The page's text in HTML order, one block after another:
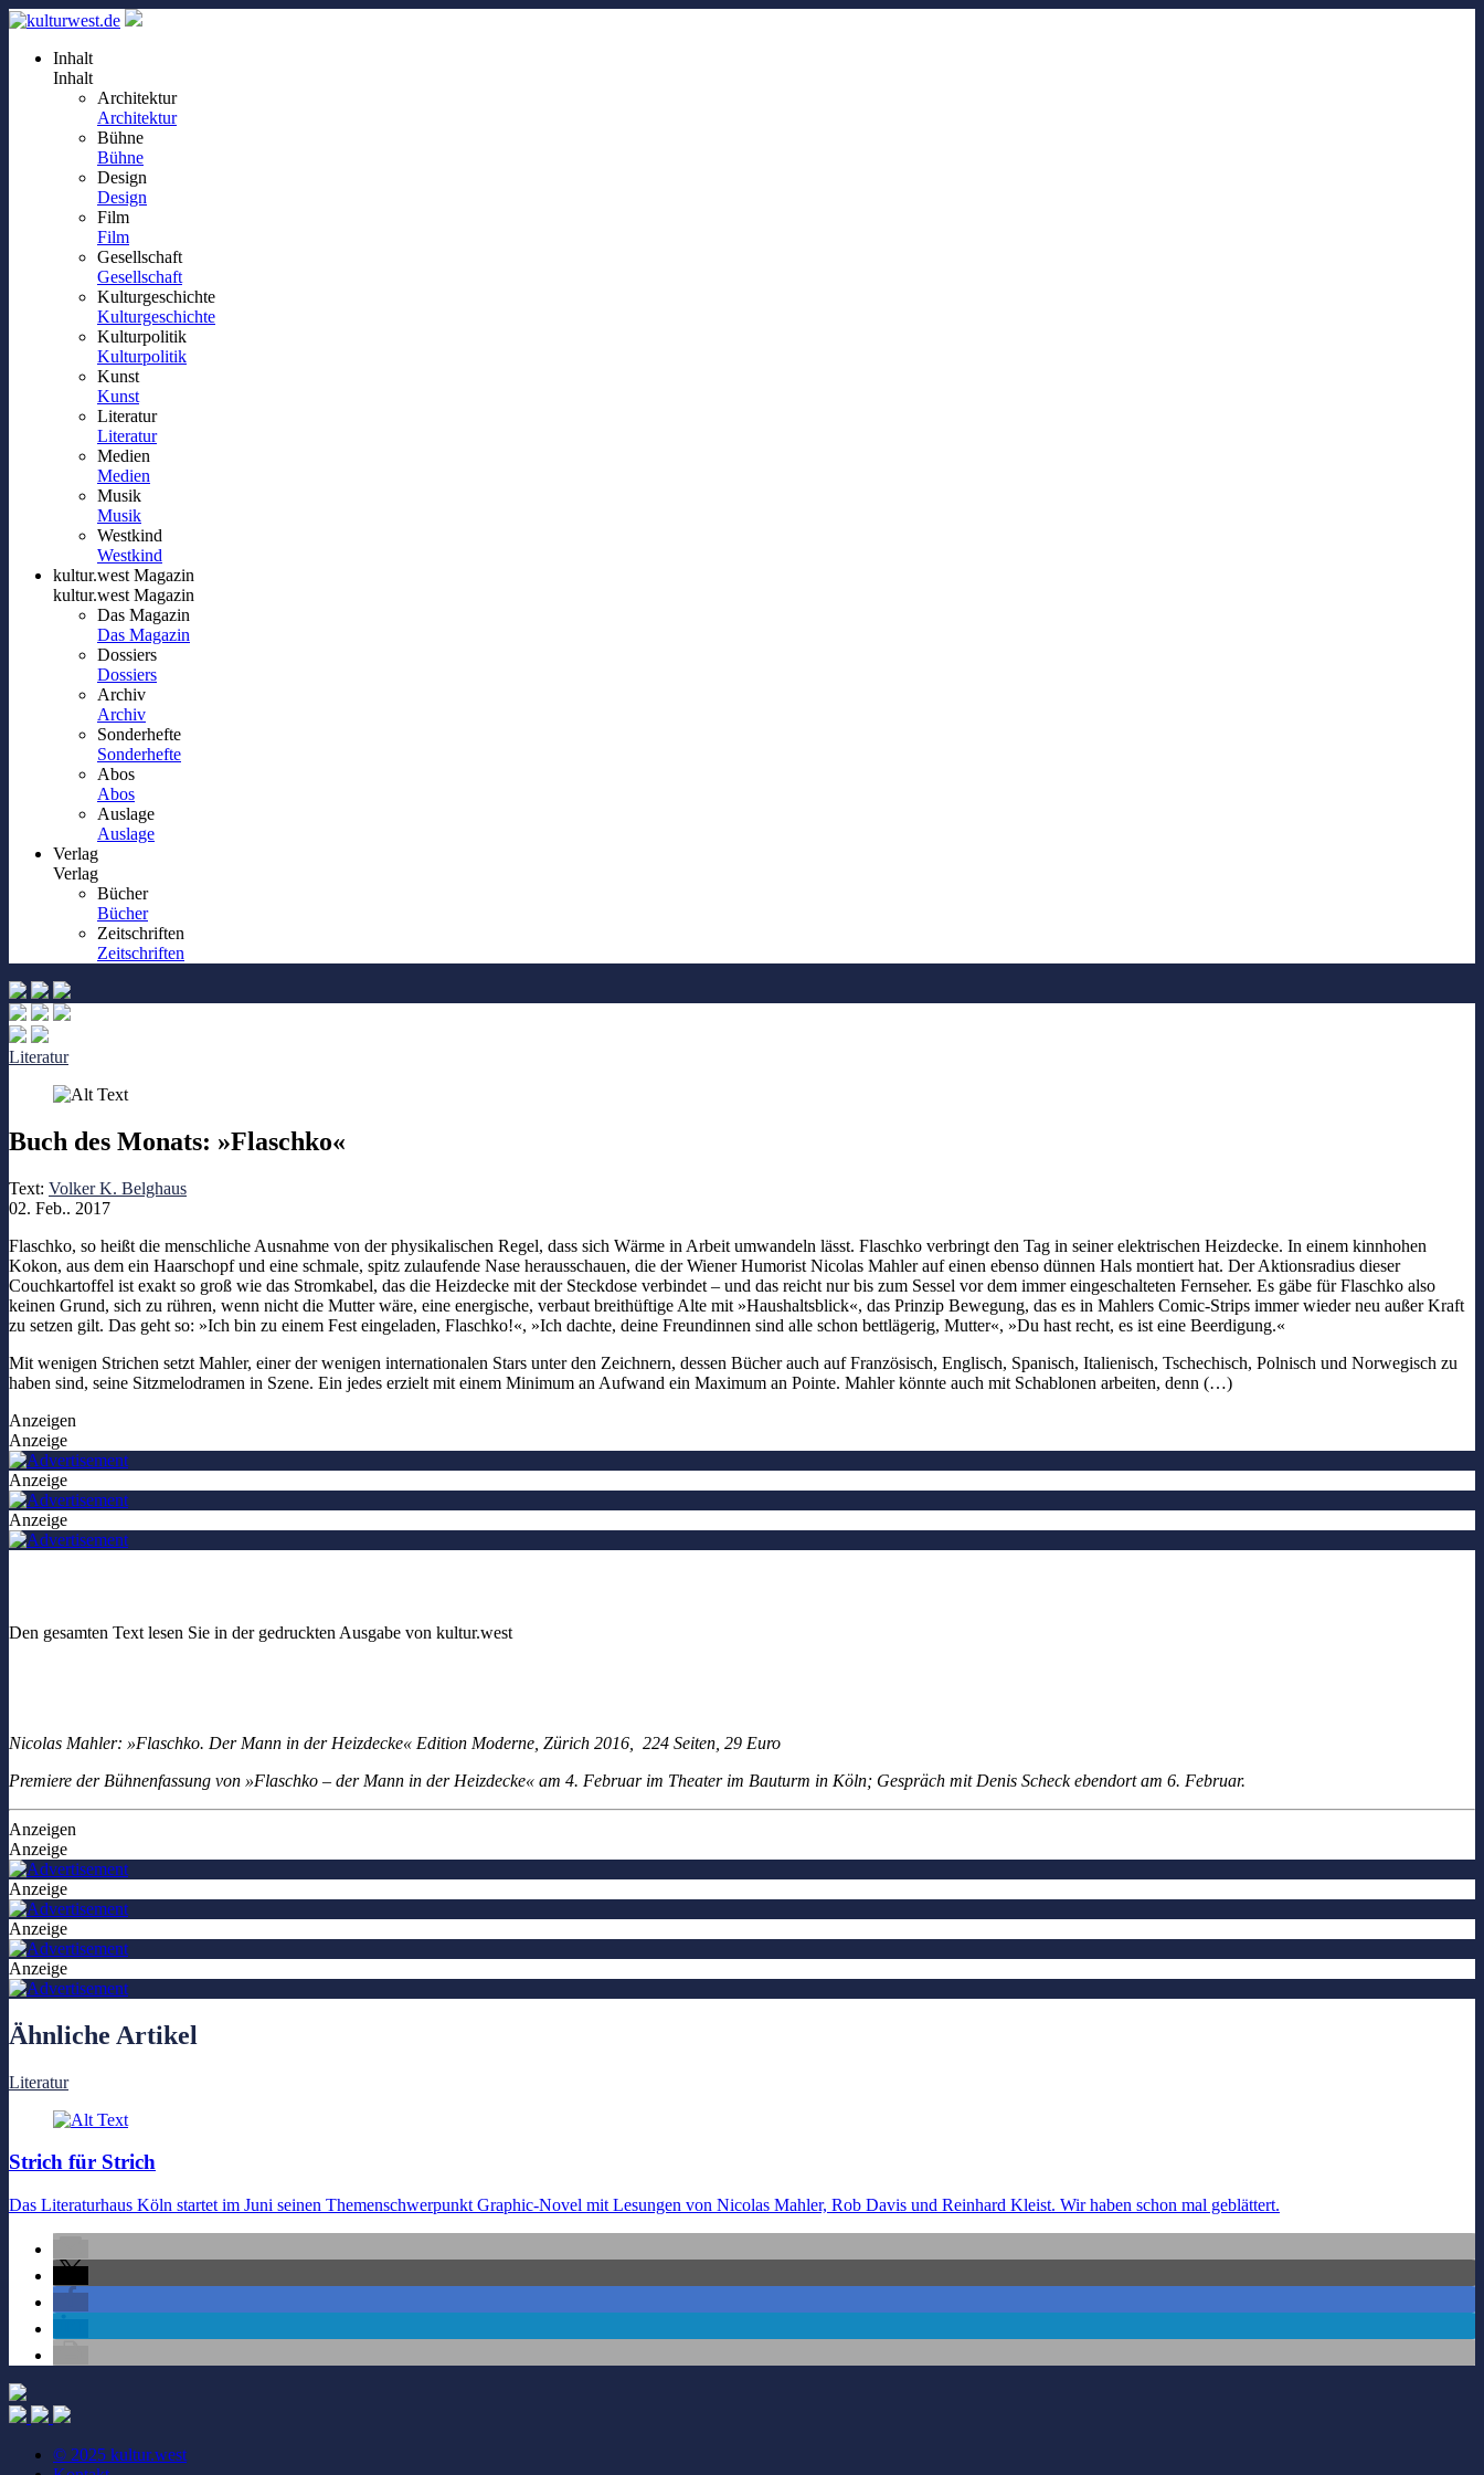
Inhalt
Inhalt
Architektur
Architektur
Bühne
Bühne
Design
Design
Film
Film
Gesellschaft
Gesellschaft
Kulturgeschichte
Kulturgeschichte
Kulturpolitik
Kulturpolitik
Kunst
Kunst
Literatur
Literatur
Medien
Medien
Musik
Musik
Westkind
Westkind
kultur.west Magazin
kultur.west Magazin
Das Magazin
Das Magazin
Dossiers
Dossiers
Archiv
Archiv
Sonderhefte
Sonderhefte
Abos
Abos
Auslage
Auslage
Verlag
Verlag
Bücher
Bücher
Zeitschriften
Zeitschriften
Literatur
Buch des Monats: »Flaschko«
Text: Volker K. Belghaus
02. Feb.. 2017
Flaschko, so heißt die menschliche Ausnahme von der physikalischen Regel, dass sich Wärme in Arbeit umwandeln lässt. Flaschko verbringt den Tag in seiner elektrischen Heizdecke. In einem kinnhohen
Kokon, aus dem ein Haarschopf und eine schmale, spitz zulaufende Nase herausschauen, die der Wiener Humorist Nicolas Mahler auf einen ebenso dünnen Hals montiert hat. Der Aktionsradius dieser
Couchkartoffel ist exakt so groß wie das Stromkabel, das die Heizdecke mit der Steckdose verbindet – und das reicht nur bis zum Sessel vor dem immer eingeschalteten Fernseher. Es gäbe für Flaschko also
keinen Grund, sich zu rühren, wenn nicht die Mutter wäre, eine energische, verbaut breithüftige Alte mit »Haushaltsblick«, das Prinzip Bewegung, das es in Mahlers Comic-Strips immer wieder neu außer Kraft
zu setzen gilt. Das geht so: »Ich bin zu einem Fest eingeladen, Flaschko!«, »Ich dachte, deine Freundinnen sind alle schon bettlägerig, Mutter«, »Du hast recht, es ist eine Beerdigung.«
Mit wenigen Strichen setzt Mahler, einer der wenigen internationalen Stars unter den Zeichnern, dessen Bücher auch auf Französisch, Englisch, Spanisch, Italienisch, Tschechisch, Polnisch und Norwegisch zu
haben sind, seine Sitzmelodramen in Szene. Ein jedes erzielt mit einem Minimum an Aufwand ein Maximum an Pointe. Mahler könnte auch mit Schablonen arbeiten, denn (…)
Anzeigen
Anzeige
Anzeige
Anzeige
Den gesamten Text lesen Sie in der gedruckten Ausgabe von kultur.west
Nicolas Mahler: »Flaschko. Der Mann in der Heizdecke« Edition Moderne, Zürich 2016, 224 Seiten, 29 Euro
Premiere der Bühnenfassung von »Flaschko – der Mann in der Heizdecke« am 4. Februar im Theater im Bauturm in Köln; Gespräch mit Denis Scheck ebendort am 6. Februar.
Anzeigen
Anzeige
Anzeige
Anzeige
Anzeige
Ähnliche Artikel
Literatur
Strich für Strich
Das Literaturhaus Köln startet im Juni seinen Themenschwerpunkt Graphic-Novel mit Lesungen von Nicolas Mahler, Rob Davis und Reinhard Kleist. Wir haben schon mal geblättert.
© 2025 kultur.west